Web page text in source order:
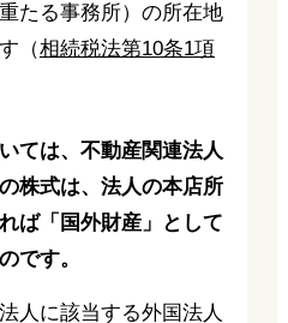
たる事務所）の所在地
（相続税法第10条1項
ては、不動産関連法人
株式は、法人の本店所
ば「国外財産」として
です。
人に該当する外国法人